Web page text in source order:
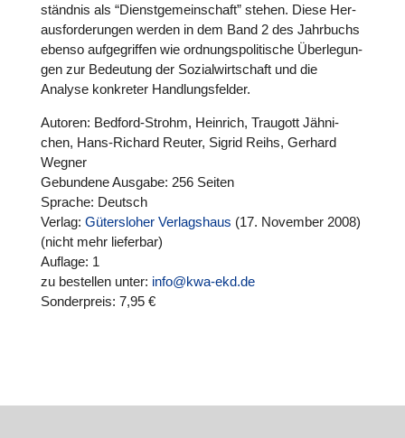
ständ­nis als “Dienst­ge­mein­schaft” stehen. Diese Her­
aus­for­de­run­gen werden in dem Band 2 des Jahr­buchs
ebenso auf­ge­grif­fen wie ord­nungs­po­li­ti­sche Über­le­gun­
gen zur Bedeu­tung der Sozi­al­wirt­schaft und die
Analyse kon­kre­ter Hand­lungs­fel­der.
Autoren: Bedford-Strohm, Heinrich, Traugott Jäh­ni­
chen, Hans-Richard Reuter, Sigrid Reihs, Gerhard
Wegner
Gebun­dene Ausgabe: 256 Seiten
Sprache: Deutsch
Verlag: Güters­lo­her Ver­lags­haus (17. November 2008)
(nicht mehr lie­fer­bar)
Auflage: 1
zu bestel­len unter: info@kwa-ekd.de
Son­der­preis: 7,95 €